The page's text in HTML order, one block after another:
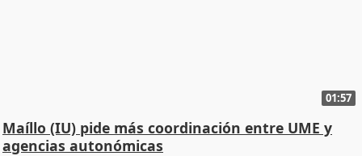
01:57
Maíllo (IU) pide más coordinación entre UME y
agencias autonómicas